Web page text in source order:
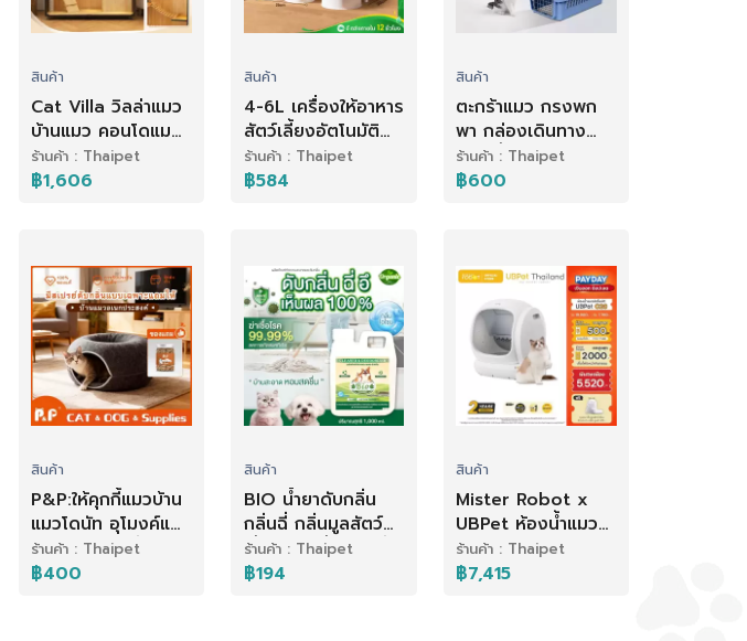
สินค้า
Cat Villa วิลล่าแมว
บ้านแมว คอนโดแมว
บ้านแมว กรงแมว
ระบายอากาศได้ดี ไม่
ร้านค้า : Thaipet
฿1,606
สินค้า
4-6L เครื่องให้อาหาร
สัตว์เลี้ยงอัตโนมัติ
รองรับWiFi & APP
เครื่องให้อาหาร
ร้านค้า : Thaipet
฿584
สินค้า
ตะกร้าแมว กรงพก
พา กล่องเดินทาง
สัตว์เลี้ยง สำหรับ
สุนัขและแมว ล็อกพก
ขวัญ
ร้านค้า : Thaipet
฿600
สินค้า
P&P:ให้คุกกี้แมวบ้าน
แมวโดนัท อุโมงค์แมว
ของเล่นแมว ที่นอน
แมว วัสดุแข็งแรง
ร้านค้า : Thaipet
฿400
สินค้า
BIO น้ำยาดับกลิ่น
กลิ่นฉี่ กลิ่นมูลสัตว์
เลี้ยง ล้างพื้นกลิ่นฉี่
ทำความสะอาด
ร้านค้า : Thaipet
฿194
สินค้า
Mister Robot x
UBPet ห้องน้ำแมว
อัตโนมัติ Cat Litter
Box รุ่น C20
ร้านค้า : Thaipet
฿7,415